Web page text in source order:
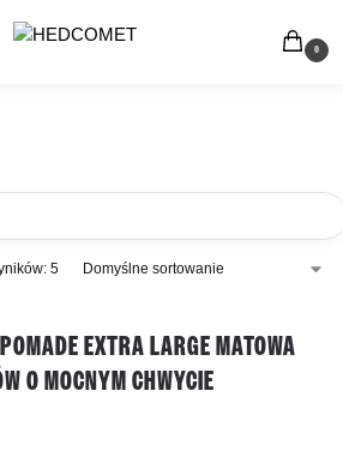
0
5
EXTRA LARGE MATOWA
O MOCNYM CHWYCIE